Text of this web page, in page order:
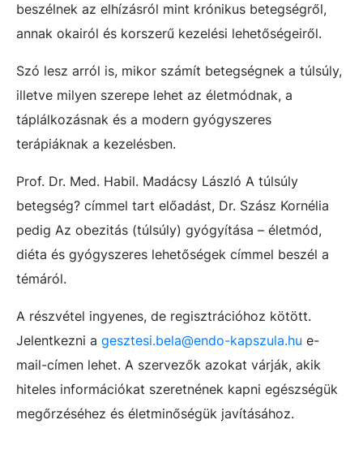
beszélnek az elhízásról mint krónikus betegségről,
annak okairól és korszerű kezelési lehetőségeiről.
Szó lesz arról is, mikor számít betegségnek a túlsúly,
illetve milyen szerepe lehet az életmódnak, a
táplálkozásnak és a modern gyógyszeres
terápiáknak a kezelésben.
Prof. Dr. Med. Habil. Madácsy László A túlsúly
betegség? címmel tart előadást, Dr. Szász Kornélia
pedig Az obezitás (túlsúly) gyógyítása – életmód,
diéta és gyógyszeres lehetőségek címmel beszél a
témáról.
A részvétel ingyenes, de regisztrációhoz kötött.
Jelentkezni a gesztesi.bela@endo-kapszula.hu e-
mail-címen lehet. A szervezők azokat várják, akik
hiteles információkat szeretnének kapni egészségük
megőrzéséhez és életminőségük javításához.